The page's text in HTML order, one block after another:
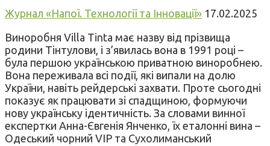
Журнал «Напої. Технології та Інновації» 17.02.2025
Виноробня Villa Tinta має назву від прізвища
родини Тінтулови, і з’явилась вона в 1991 році –
була першою українською приватною виноробнею.
Вона переживала всі події, які випали на долю
України, навіть рейдерські захвати. Проте сьогодні
показує як працювати зі спадщиною, формуючи
нову українську ідентичність. За словами винної
експертки Анна-Євгенія Янченко, їх еталонні вина –
Одеський чорний VIP та Сухолиманський